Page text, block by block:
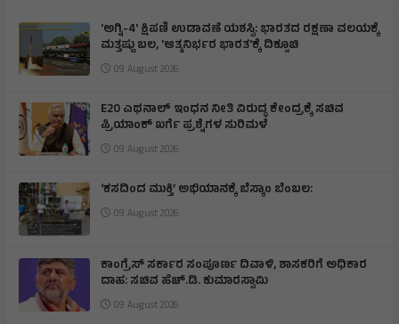
'ಅಗ್ನಿ-4' ಕ್ಷಿಪಣಿ ಉಡಾವಣೆ ಯಶಸ್ವಿ: ಭಾರತದ ರಕ್ಷಣಾ ವಲಯಕ್ಕೆ
ಮತ್ತಷ್ಟು ಬಲ, 'ಆತ್ಮನಿರ್ಭರ ಭಾರತ'ಕ್ಕೆ ದಿಕ್ಸೂಚಿ
09 August 2026
E20 ಎಥನಾಲ್ ಇಂಧನ ನೀತಿ ವಿರುದ್ಧ ಕೇಂದ್ರಕ್ಕೆ ಸಚಿವ
ಪ್ರಿಯಾಂಕ್ ಖರ್ಗೆ ಪ್ರಶ್ನೆಗಳ ಸುರಿಮಳೆ
09 August 2026
‘ಕಸದಿಂದ ಮುಕ್ತಿ’ ಅಭಿಯಾನಕ್ಕೆ ಬೆಸ್ಕಾಂ ಬೆಂಬಲ:
09 August 2026
ಕಾಂಗ್ರೆಸ್ ಸರ್ಕಾರ ಸಂಪೂರ್ಣ ದಿವಾಳಿ, ಶಾಸಕರಿಗೆ ಅಧಿಕಾರ
ದಾಹ: ಸಚಿವ ಹೆಚ್.ಡಿ. ಕುಮಾರಸ್ವಾಮಿ
09 August 2026